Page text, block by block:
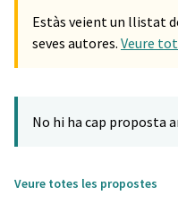
−
Estàs veient un llistat
seves autores. Veure
No hi ha cap proposta
Veure totes les propostes